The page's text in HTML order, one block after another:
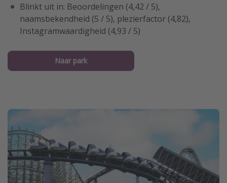
Blinkt uit in: Beoordelingen (4,42 / 5),
naamsbekendheid (5 / 5), plezierfactor (4,82),
Instagramwaardigheid (4,93 / 5)
Naar park